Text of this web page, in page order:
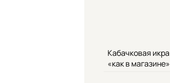
Кабачковая икра
«как в магазине»